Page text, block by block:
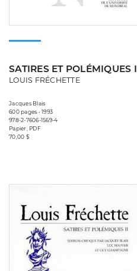
SATIRES ET POLÉMIQUES I
LOUIS FRÉCHETTE
Jacques Blais
600 pages • 1993
978-2-7606-1569-4
Papier, PDF
70,00 $